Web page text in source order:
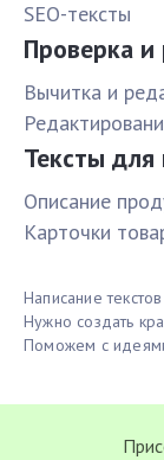
SEO-тексты
Проверка и
Вычитка и
Тексты для
Описание
Карточки
Написание
Нужно создать
Поможем с